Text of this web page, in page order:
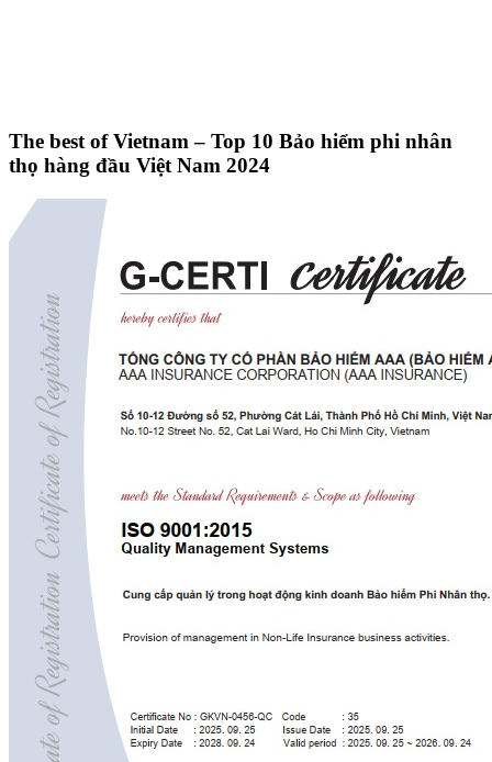
The best of Vietnam – Top 10 Bảo hiểm phi nhân
thọ hàng đầu Việt Nam 2024